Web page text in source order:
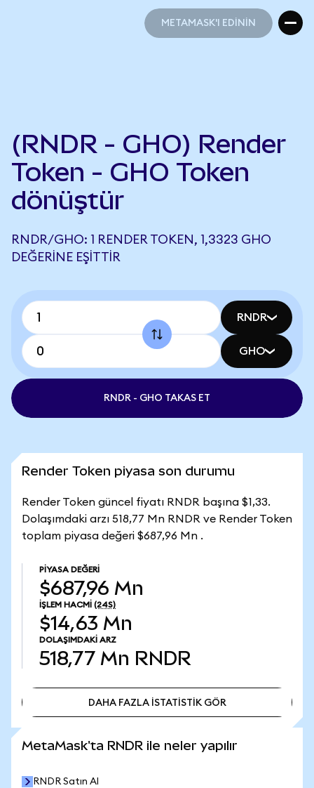
METAMASK'I EDİNİN
(RNDR - GHO) Render
Token - GHO Token
dönüştür
RNDR/GHO: 1 RENDER TOKEN, 1,3323 GHO
DEĞERINE EŞITTIR
RNDR
GHO
RNDR - GHO TAKAS ET
Render Token piyasa son durumu
Render Token güncel fiyatı RNDR başına $1,33.
Dolaşımdaki arzı 518,77 Mn RNDR ve Render Token
toplam piyasa değeri $687,96 Mn .
PIYASA DEĞERI
$687,96 Mn
İŞLEM HACMI (24S)
$14,63 Mn
DOLAŞIMDAKI ARZ
518,77 Mn RNDR
DAHA FAZLA İSTATİSTİK GÖR
MetaMask'ta RNDR ile neler yapılır
RNDR Satın Al